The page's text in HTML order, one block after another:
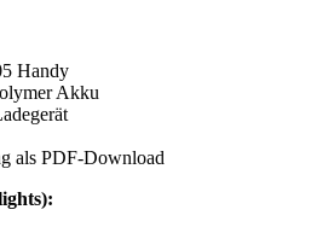
Handy
Akku
als PDF-Download